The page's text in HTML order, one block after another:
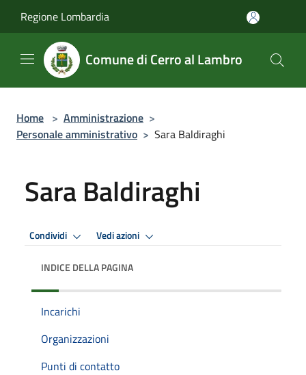
Regione Lombardia
Comune di Cerro al Lambro
Home > Amministrazione >
Personale amministrativo > Sara Baldiraghi
Sara Baldiraghi
Condividi Vedi azioni
INDICE DELLA PAGINA
Incarichi
Organizzazioni
Punti di contatto